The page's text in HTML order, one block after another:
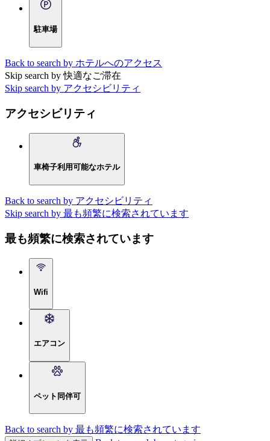
駐車場
Back to search by ホテルへのアクセス
Skip search by 快適なご滞在
Skip search by アクセシビリティ
アクセシビリティ
車椅子利用可能なホテル
Back to search by アクセシビリティ
Skip search by 最も頻繁に検索されています
最も頻繁に検索されています
Wifi
エアコン
ペット同伴可
Back to search by 最も頻繁に検索されています